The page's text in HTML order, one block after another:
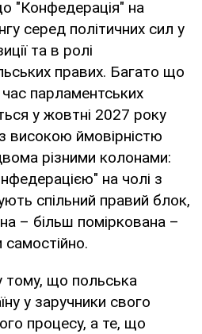
"Конфедерація" на
серед політичних сил у
та в ролі
правих. Багато що
парламентських
у жовтні 2027 року
високою ймовірністю
різними колонами:
на чолі з
спільний правий блок,
– більш поміркована –
що польська
у заручники свого
процесу, а те, що